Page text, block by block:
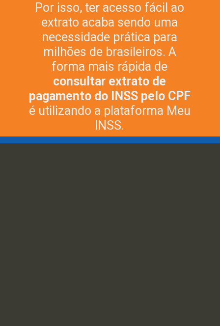
Por isso, ter acesso fácil ao
extrato acaba sendo uma
necessidade prática para
milhões de brasileiros. A
forma mais rápida de
consultar extrato de
pagamento do INSS pelo CPF
é utilizando a plataforma Meu
INSS.